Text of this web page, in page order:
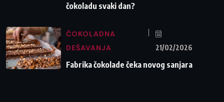
čokoladu svaki dan?
ČOKOLADNA
DEŠAVANJA
21/02/2026
Fabrika čokolade čeka novog sanjara